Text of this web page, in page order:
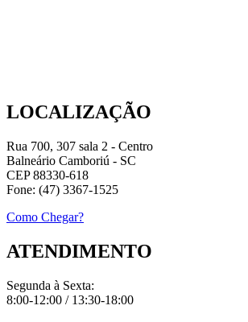
LOCALIZAÇÃO
Rua 700, 307 sala 2 - Centro
Balneário Camboriú - SC
CEP 88330-618
Fone: (47) 3367-1525
Como Chegar?
ATENDIMENTO
Segunda à Sexta:
8:00-12:00 / 13:30-18:00